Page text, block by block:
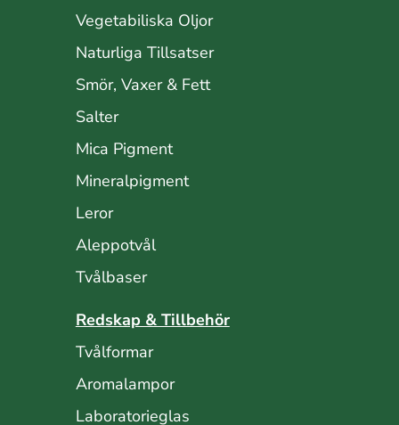
Vegetabiliska Oljor
Naturliga Tillsatser
Smör, Vaxer & Fett
Salter
Mica Pigment
Mineralpigment
Leror
Aleppotvål
Tvålbaser
Redskap & Tillbehör
Tvålformar
Aromalampor
Laboratorieglas